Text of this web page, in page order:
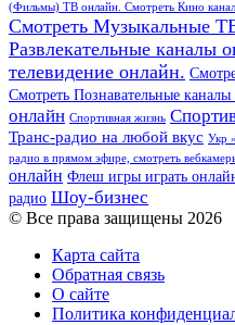
(Фильмы) ТВ онлайн. Смотреть Кино
Смотреть Музыкальные
Развлекательные каналы
телевидение онлайн.
Смотреть Познавательные каналы
онлайн Спортивная жизнь
Транс-радио на любой вкус Укр
радио в прямом эфире, смотреть
онлайн Флеш игры играть
радио Шоу-бизнес
© Все права защищены 2026
Карта сайта
Обратная связь
О сайте
Политика